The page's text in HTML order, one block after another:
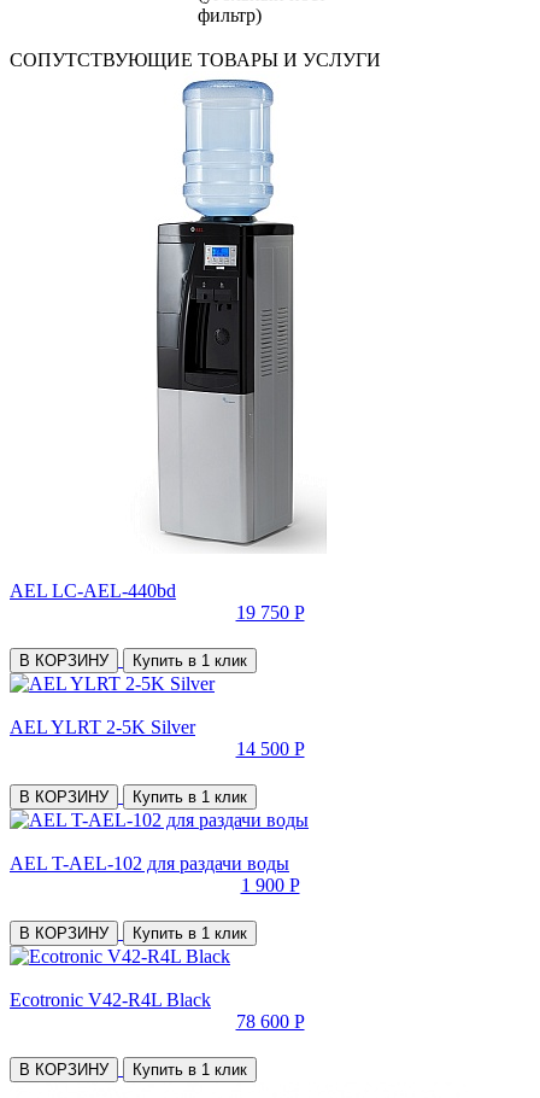
фильтр)
СОПУТСТВУЮЩИЕ ТОВАРЫ И УСЛУГИ
AEL LC-AEL-440bd
19 750 Р
В КОРЗИНУ Купить в 1 клик
AEL YLRT 2-5K Silver
14 500 Р
В КОРЗИНУ Купить в 1 клик
AEL T-AEL-102 для раздачи воды
1 900 Р
В КОРЗИНУ Купить в 1 клик
Ecotronic V42-R4L Black
78 600 Р
В КОРЗИНУ Купить в 1 клик